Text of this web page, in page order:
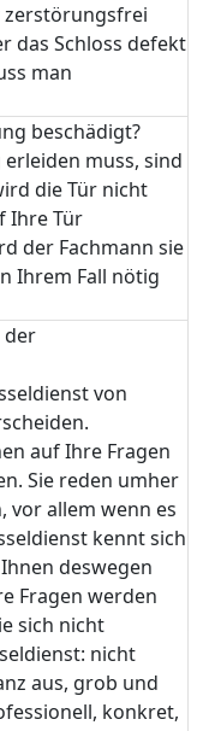
zerstörungsfrei
das Schloss defekt
man
beschädigt?
muss, sind
die Tür nicht
Ihre Tür
der Fachmann sie
Ihrem Fall nötig
der
von
auf Ihre Fragen
Sie reden umher
allem wenn es
kennt sich
deswegen
Fragen werden
sich nicht
nicht
aus, grob und
konkret,